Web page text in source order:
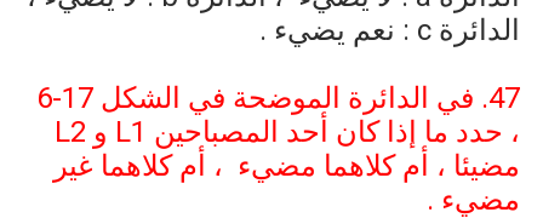
الدائرة c : نعم يضيء .
47. في الدائرة الموضحة في الشكل
6-17
، حدد ما إذا كان أحد المصباحين L1 و L2
مضيئا ، أم كلاهما مضيء ، أم كلاهما غير
مضيء .